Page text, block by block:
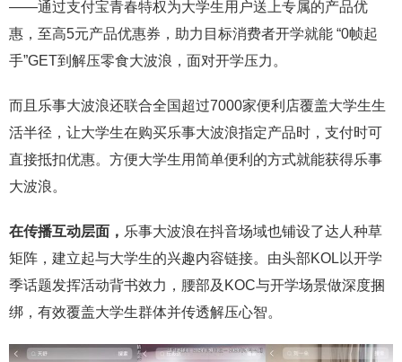
——通过支付宝青春特权为大学生用户送上专属的产品优
惠，至高5元产品优惠券，助力目标消费者开学就能 “0帧起
手”GET到解压零食大波浪，面对开学压力。
而且乐事大波浪还联合全国超过7000家便利店覆盖大学生生
活半径，让大学生在购买乐事大波浪指定产品时，支付时可
直接抵扣优惠。方便大学生用简单便利的方式就能获得乐事
大波浪。
在传播互动层面， 乐事大波浪在抖音场域也铺设了达人种草
矩阵，建立起与大学生的兴趣内容链接。由头部KOL以开学
季话题发挥活动背书效力，腰部及KOC与开学场景做深度捆
绑，有效覆盖大学生群体并传透解压心智。